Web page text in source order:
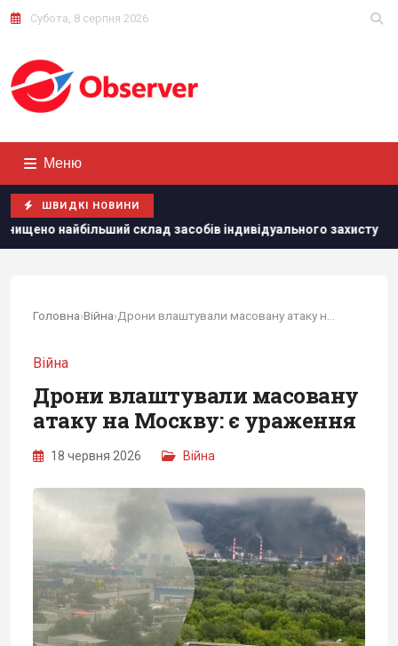
Субота, 8 серпня 2026
Меню
ШВИДКІ НОВИНИ
засобів індивідуального захисту США зробили
Головна›Війна›
Війна
Дрони влаштували масовану
атаку на Москву: є ураження
18 червня 2026 Війна